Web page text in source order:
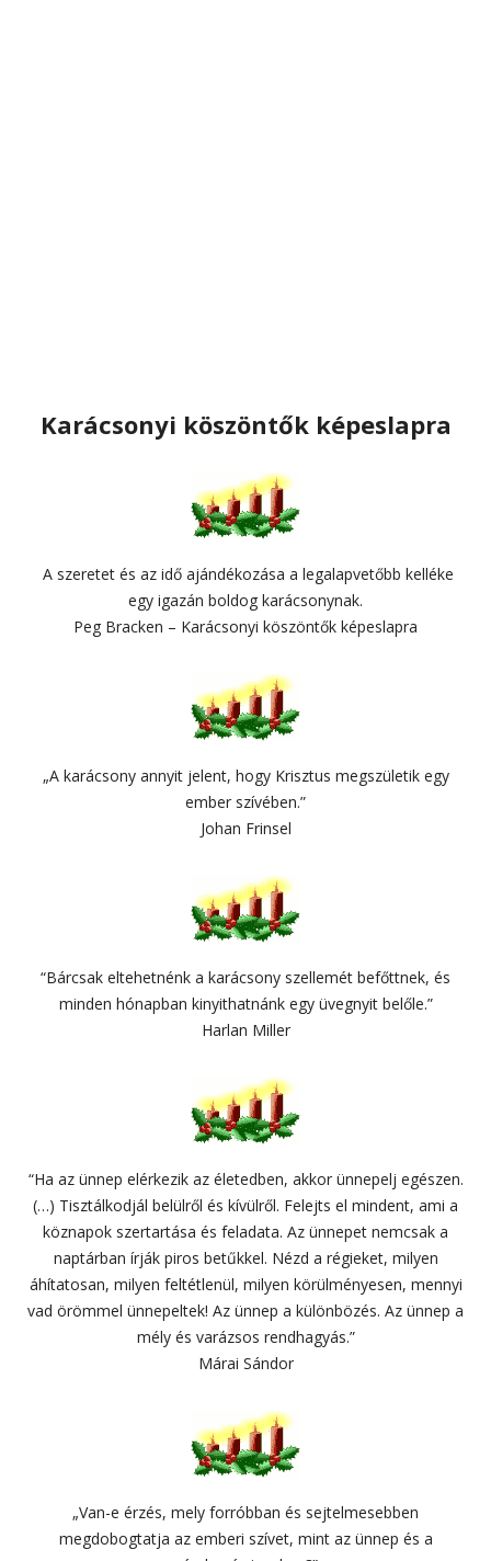
Karácsonyi köszöntők képeslapra
A szeretet és az idő ajándékozása a legalapvetőbb kelléke
egy igazán boldog karácsonynak.
Peg Bracken – Karácsonyi köszöntők képeslapra
„A karácsony annyit jelent, hogy Krisztus megszületik egy
ember szívében.”
Johan Frinsel
“Bárcsak eltehetnénk a karácsony szellemét befőttnek, és
minden hónapban kinyithatnánk egy üvegnyit belőle.”
Harlan Miller
“Ha az ünnep elérkezik az életedben, akkor ünnepelj egészen.
(…) Tisztálkodjál belülről és kívülről. Felejts el mindent, ami a
köznapok szertartása és feladata. Az ünnepet nemcsak a
naptárban írják piros betűkkel. Nézd a régieket, milyen
áhítatosan, milyen feltétlenül, milyen körülményesen, mennyi
vad örömmel ünnepeltek! Az ünnep a különbözés. Az ünnep a
mély és varázsos rendhagyás.”
Márai Sándor
„Van-e érzés, mely forróbban és sejtelmesebben
megdobogtatja az emberi szívet, mint az ünnep és a